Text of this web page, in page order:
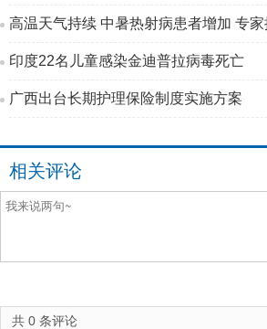
高温天气持续 中暑热射病患者增加 专家
印度22名儿童感染金迪普拉病毒死亡
广西出台长期护理保险制度实施方案
相关评论
共 0 条评论